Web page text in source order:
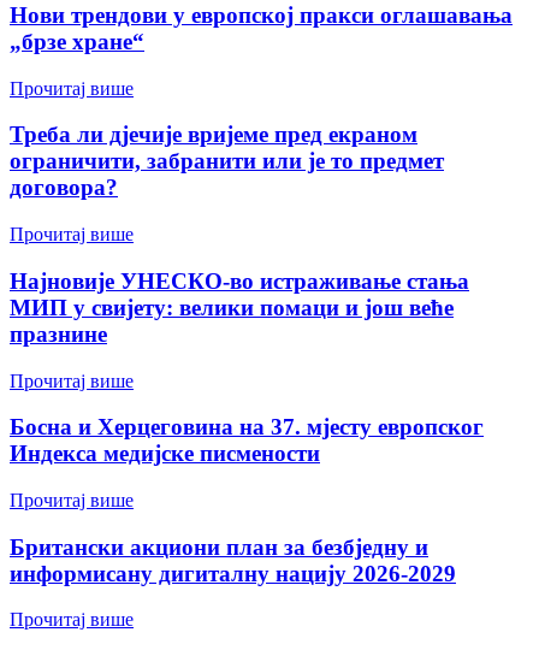
Нови трендови у европској пракси оглашавања
„брзе хране“
Прочитај више
Треба ли дјечије вријеме пред екраном
ограничити, забранити или је то предмет
договора?
Прочитај више
Најновије УНЕСКО-во истраживање стања
МИП у свијету: велики помаци и још веће
празнине
Прочитај више
Босна и Херцеговина на 37. мјесту европског
Индекса медијске писмености
Прочитај више
Британски акциони план за безбједну и
информисану дигиталну нацију 2026-2029
Прочитај више